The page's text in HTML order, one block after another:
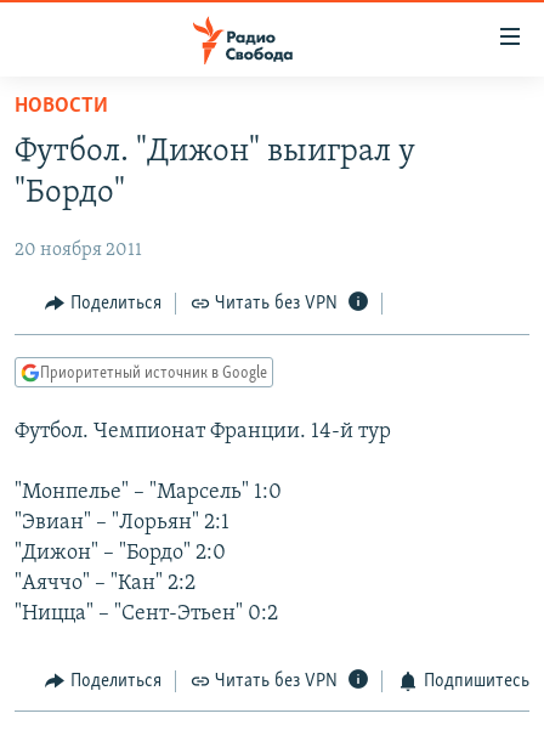
упрощенного
доступа
Вернуться
основному
Вернутся
главной
навигации
Вернутся
поиску
ПРОГРАММЫ
ПОДКАСТЫ
АВТОРСКИЕ ПРОЕКТЫ
ЦИТАТЫ СВОБОДЫ
МНЕНИЯ
IDEL.РЕАЛИИ
КАВКАЗ.РЕАЛИИ
СЕВЕР.РЕАЛИИ
СИБИРЬ.РЕАЛИИ
РАСПИСАНИЕ ВЕЩАНИЯ
ПОДПИШИТЕСЬ НА РАССЫЛКУ
СОЦИАЛЬНЫЕ СЕТИ
НОВОСТИ
Футбол. "Дижон" выиграл у
"Бордо"
20 ноября 2011
Поделиться Читать без VPN
Приоритетный источник в Google
Футбол. Чемпионат Франции. 14-й тур
"Монпелье" – "Марсель" 1:0
"Эвиан" – "Лорьян" 2:1
"Дижон" – "Бордо" 2:0
"Аяччо" – "Кан" 2:2
"Ницца" – "Сент-Этьен" 0:2
Поделиться Читать без VPN Подпишитесь